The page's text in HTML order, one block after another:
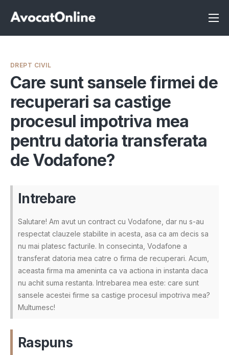
Înscrie-te ca avocat
Servicii
Despre noi
Programeaza consultanta
Intrebari
DREPT CIVIL
Care sunt sansele firmei de
recuperari sa castige
procesul impotriva mea
pentru datoria transferata
de Vodafone?
Intrebare
Salutare! Am avut un contract cu Vodafone, dar nu s-au
respectat clauzele stabilite in acesta, asa ca am decis sa
nu mai platesc facturile. In consecinta, Vodafone a
transferat datoria mea catre o firma de recuperari. Acum,
aceasta firma ma ameninta ca va actiona in instanta daca
nu achit suma restanta. Intrebarea mea este: care sunt
sansele acestei firme sa castige procesul impotriva mea?
Multumesc!
Raspuns